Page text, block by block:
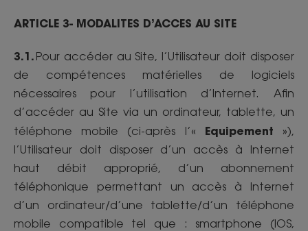
ARTICLE 3- MODALITES D’ACCES AU SITE
3.1. Pour accéder au Site, l’Utilisateur doit disposer
de compétences matérielles de logiciels
nécessaires pour l’utilisation d’Internet. Afin
d’accéder au Site via un ordinateur, tablette, un
téléphone mobile (ci-après l’« Equipement »),
l’Utilisateur doit disposer d’un accès à Internet
haut débit approprié, d’un abonnement
téléphonique permettant un accès à Internet
d’un ordinateur/d’une tablette/d’un téléphone
mobile compatible tel que : smartphone (IOS,